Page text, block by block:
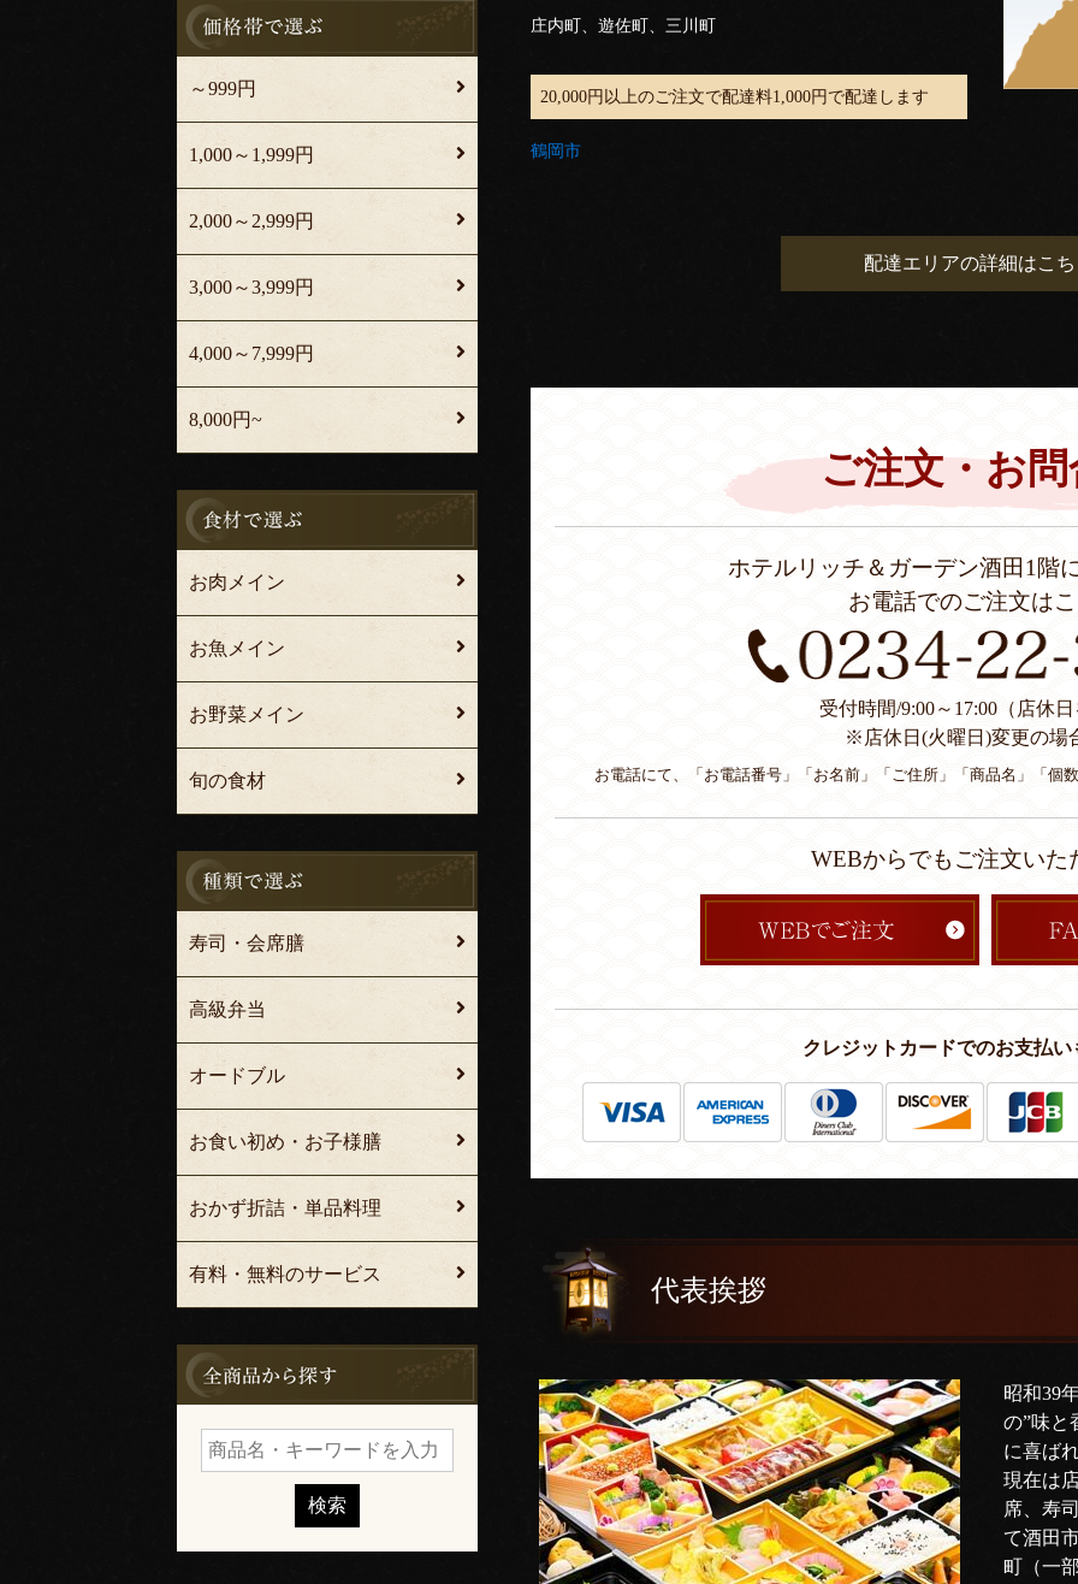
庄内町、遊佐町、三川町
20,000円以上のご注文で配達料1,000円で配達します
鶴岡市
配達エリアの詳細はこ
ご注文・お問
ホテルリッチ＆ガーデン酒田1階
お電話でのご注文は
受付時間/9:00～17:00（店休
※店休日(火曜日)変更の場
お電話にて、「お電話番号」「お名前」「ご住所」「商品名」「個
WEBからでもご注文いた
クレジットカードでのお支払い
代表挨拶
昭和39
の”味と
に喜ば
現在は
席、寿
て酒田
町（一
～999円
1,000～1,999円
2,000～2,999円
3,000～3,999円
4,000～7,999円
8,000円~
お肉メイン
お魚メイン
お野菜メイン
旬の食材
寿司・会席膳
高級弁当
オードブル
お食い初め・お子様膳
おかず折詰・単品料理
有料・無料のサービス